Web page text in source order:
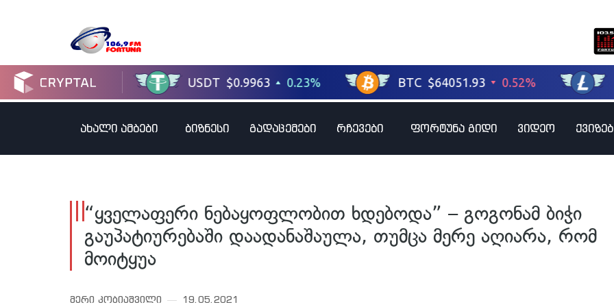
ახალი ამბები ბიზნესი გადაცემები რჩევები ფორტუნა გიდი ვიდეო
“ყველაფერი ნებაყოფლობით ხდებოდა” – გოგონამ ბიჭი
გაუპატიურებაში დაადანაშაულა, თუმცა მერე აღიარა, რომ
მოიტყუა
მერი კობიაშვილი 19.05.2021